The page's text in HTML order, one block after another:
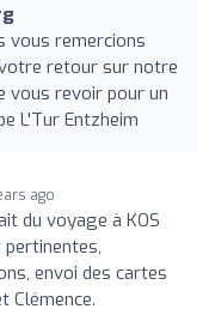
vous remercions
retour sur notre
vous revoir pour un
L'Tur Entzheim
ago
du voyage à KOS
envoi des cartes
Clémence.